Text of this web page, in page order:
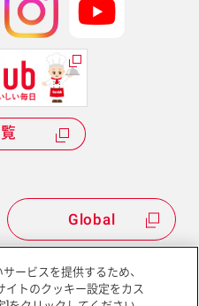
Global
ービスを提供するため、
イトのクッキー設定をカス